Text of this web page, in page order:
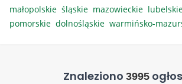
małopolskie śląskie mazowieckie
pomorskie dolnośląskie warmińsko-
Znaleziono 3995